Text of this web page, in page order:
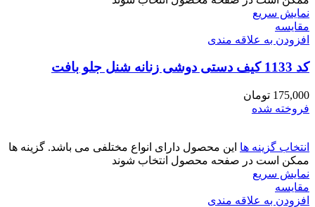
نمایش سریع
مقايسه
افزودن به علاقه مندی
کد 1133 کیف دستی دوشی زنانه شنل جلو بافت
175,000 تومان
فروخته شده
انتخاب گزینه ها این محصول دارای انواع مختلفی می باشد. گزینه ها
ممکن است در صفحه محصول انتخاب شوند
نمایش سریع
مقايسه
افزودن به علاقه مندی